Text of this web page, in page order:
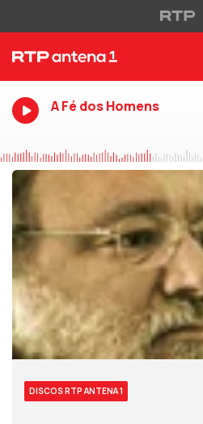
A Fé dos Homens
DISCOS RTP ANTENA 1